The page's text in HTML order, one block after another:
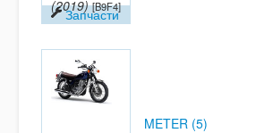
(2019) [B9F4]
Запчасти
METER (5)